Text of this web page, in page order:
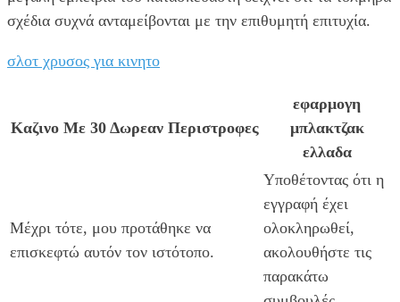
σχέδια συχνά ανταμείβονται με την επιθυμητή επιτυχία.
σλοτ χρυσος για κινητο
Καζινο Με 30 Δωρεαν Περιστροφες
εφαρμογη
μπλακτζακ
ελλαδα
Μέχρι τότε, μου προτάθηκε να
επισκεφτώ αυτόν τον ιστότοπο.
Υποθέτοντας ότι η
εγγραφή έχει
ολοκληρωθεί,
ακολουθήστε τις
παρακάτω